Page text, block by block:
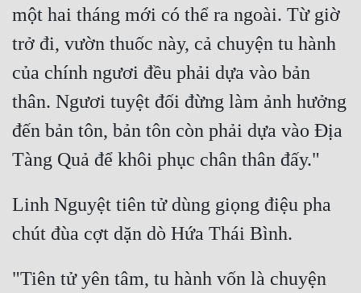
một hai tháng mới có thể ra ngoài. Từ giờ
trở đi, vườn thuốc này, cả chuyện tu hành
của chính ngươi đều phải dựa vào bản
thân. Ngươi tuyệt đối đừng làm ảnh hưởng
đến bản tôn, bản tôn còn phải dựa vào Địa
Linh Nguyệt tiên tử dùng giọng điệu pha
"Tiên tử yên tâm, tu hành vốn là chuyện